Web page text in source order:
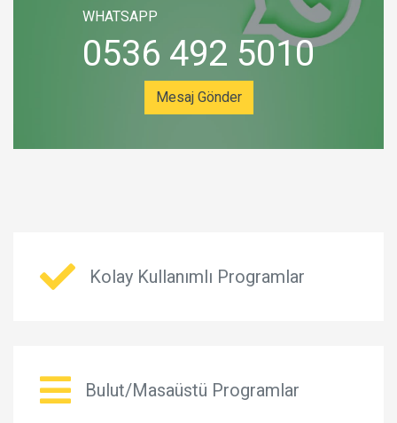
WHATSAPP
0536 492 5010
Mesaj Gönder
Kolay Kullanımlı Programlar
Bulut/Masaüstü Programlar